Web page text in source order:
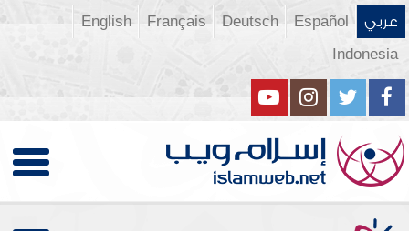
عربي Español
Deutsch
Français
English
Indonesia